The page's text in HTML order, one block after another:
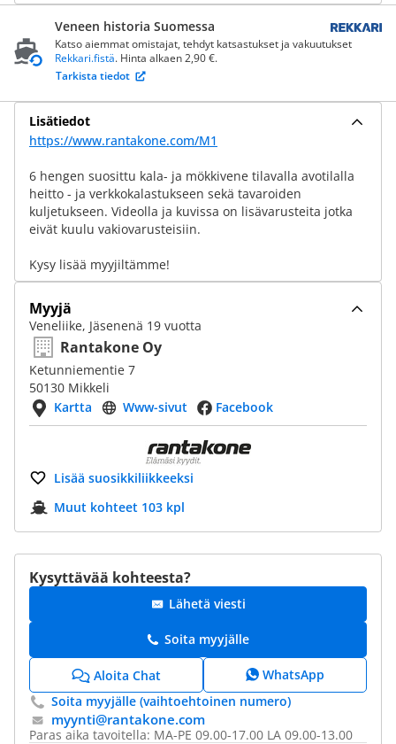
Veneen historia Suomessa
Katso aiemmat omistajat, tehdyt katsastukset ja vakuutukset
Rekkari.fistä. Hinta alkaen 2,90 €.
Tarkista tiedot
Lisätiedot
https://www.rantakone.com/M1
6 hengen suosittu kala- ja mökkivene tilavalla avotilalla
heitto - ja verkkokalastukseen sekä tavaroiden
kuljetukseen. Videolla ja kuvissa on lisävarusteita jotka
eivät kuulu vakiovarusteisiin.
Kysy lisää myyjiltämme!
Myyjä
Veneliike, Jäsenenä 19 vuotta
Rantakone Oy
Ketunniementie 7
50130 Mikkeli
Kartta
Www-sivut Facebook
Lisää suosikkiliikkeeksi
Muut kohteet 103 kpl
Kysyttävää kohteesta?
Lähetä viesti
Soita myyjälle
Aloita Chat
WhatsApp
Soita myyjälle (vaihtoehtoinen numero)
myynti@​rantakone.com
Paras aika tavoitella: MA-PE 09.00-17.00 LA 09.00-13.00